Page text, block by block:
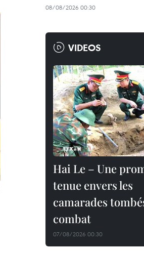
08/08/2026 00:30
VIDEOS
Hai Le – Une
tenue envers les
camarades
combat
07/08/2026 00:30